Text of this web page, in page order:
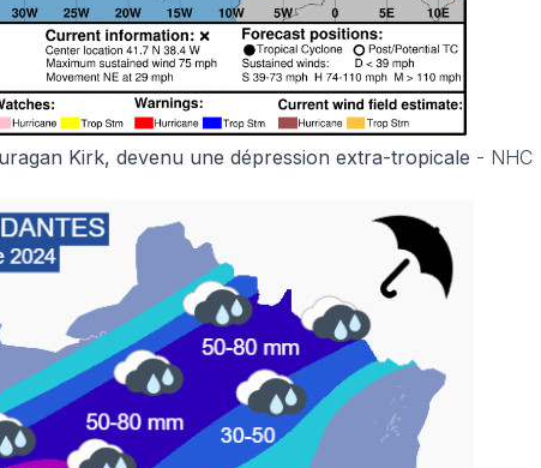
Kirk, devenu une dépression extra-tropicale - NHC